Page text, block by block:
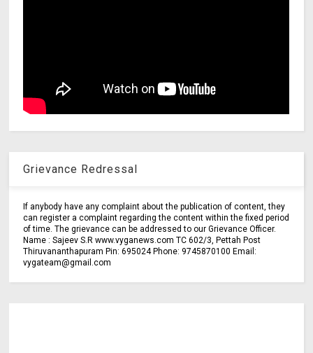
Grievance Redressal
If anybody have any complaint about the publication of content, they
can register a complaint regarding the content within the fixed period
of time. The grievance can be addressed to our Grievance Officer.
Name : Sajeev S.R www.vyganews.com TC 602/3, Pettah Post
Thiruvananthapuram Pin: 695024 Phone: 9745870100 Email:
vygateam@gmail.com